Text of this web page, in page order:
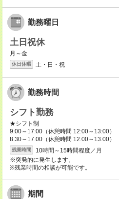
勤務曜日
土日祝休
月～金
休日休暇 土・日・祝
勤務時間
シフト勤務
★シフト制
9:00～17:00（休憩時間 12:00～13:00）
8:30～17:00（休憩時間 12:00～13:00）
残業時間
10時間～15時間程度／月
※突発的に発生します。
※残業時間の相談が可能です。
期間